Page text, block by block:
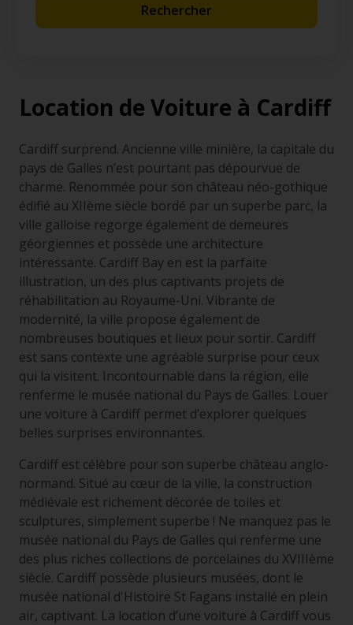
Rechercher
Location de Voiture à Cardiff
Cardiff surprend. Ancienne ville minière, la capitale du
pays de Galles n’est pourtant pas dépourvue de
charme. Renommée pour son château néo-gothique
édifié au XIIème siècle bordé par un superbe parc, la
ville galloise regorge également de demeures
géorgiennes et possède une architecture
intéressante. Cardiff Bay en est la parfaite
illustration, un des plus captivants projets de
réhabilitation au Royaume-Uni. Vibrante de
modernité, la ville propose également de
nombreuses boutiques et lieux pour sortir. Cardiff
est sans contexte une agréable surprise pour ceux
qui la visitent. Incontournable dans la région, elle
renferme le musée national du Pays de Galles. Louer
une voiture à Cardiff permet d’explorer quelques
belles surprises environnantes.
Cardiff est célèbre pour son superbe château anglo-
normand. Situé au cœur de la ville, la construction
médiévale est richement décorée de toiles et
sculptures, simplement superbe ! Ne manquez pas le
musée national du Pays de Galles qui renferme une
des plus riches collections de porcelaines du XVIIIème
siècle. Cardiff possède plusieurs musées, dont le
musée national d'Histoire St Fagans installé en plein
air, captivant. La location d’une voiture à Cardiff vous